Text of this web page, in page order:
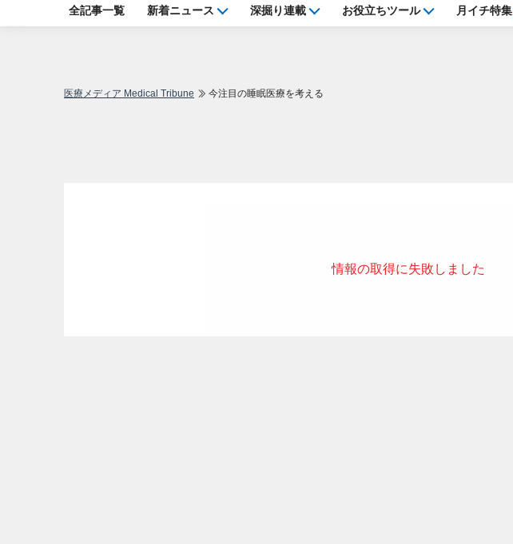
全記事一覧 新着ニュース 深掘り連載 お役立ちツール 月イチ特集
医療メディア Medical Tribune 今注目の睡眠医療を考える
情報の取得に失敗しました